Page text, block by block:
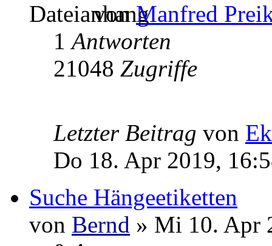
vonManfred
1Antworten
21048 Zugriffe
Letzter Beitrag von
Do 18. Apr 2019,
Suche Hängeetiketten
von Bernd » Mi 10. Apr